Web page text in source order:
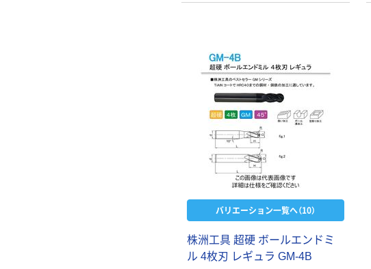
バリエーション一覧へ（10）
株洲工具 超硬 ボールエンドミ
ル 4枚刃 レギュラ GM-4B